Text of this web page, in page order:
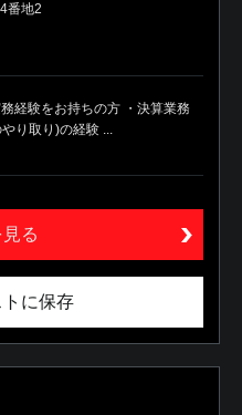
番地2
経験をお持ちの方 ・決算業務
り取り)の経験 ...
る
に保存